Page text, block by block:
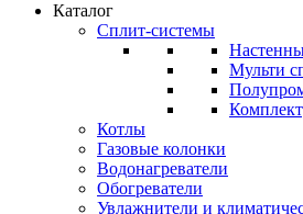
Каталог
Сплит-системы
Мульти
Котлы
Газовые колонки
Водонагреватели
Обогреватели
Увлажнители и